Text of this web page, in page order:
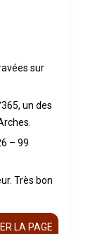
sur
un des
– 99
Très bon
LA PAGE